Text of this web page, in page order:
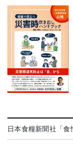
日本食糧新聞社「食